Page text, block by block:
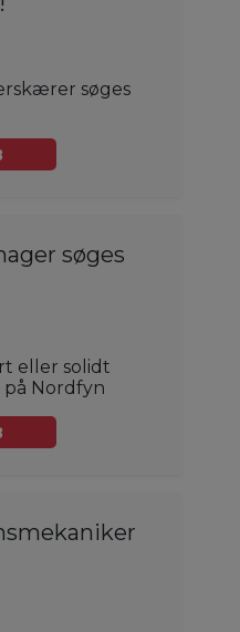
søges
søges
eller solidt
Nordfyn